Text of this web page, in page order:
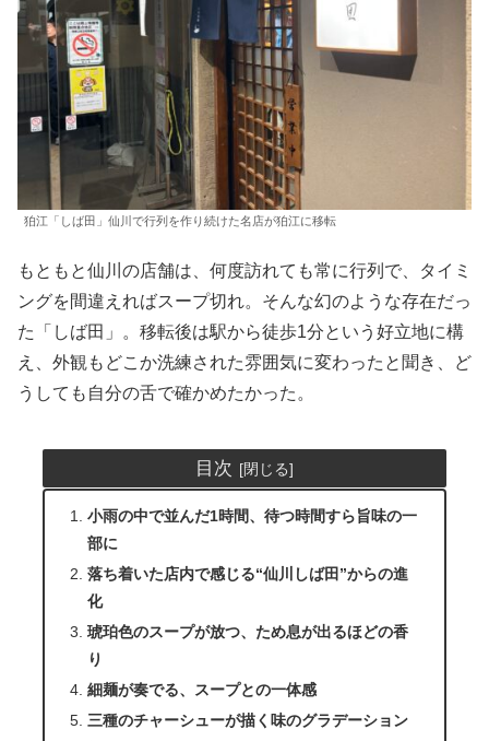
狛江「しば田」仙川で行列を作り続けた名店が狛江に移転
もともと仙川の店舗は、何度訪れても常に行列で、タイミ
ングを間違えればスープ切れ。そんな幻のような存在だっ
た「しば田」。移転後は駅から徒歩1分という好立地に構
え、外観もどこか洗練された雰囲気に変わったと聞き、ど
うしても自分の舌で確かめたかった。
目次
小雨の中で並んだ1時間、待つ時間すら旨味の一
部に
落ち着いた店内で感じる“仙川しば田”からの進
化
琥珀色のスープが放つ、ため息が出るほどの香
り
細麺が奏でる、スープとの一体感
三種のチャーシューが描く味のグラデーション